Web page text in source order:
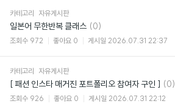
카테고리 자유게시판
일본어 무한반복 클래스 댓
글
(0)
조회수 972 좋아요 0 게시일 2026.07.31 22:37
카테고리 자유게시판
[ 패션 인스타 매거진 포트폴리오 참여자 구인 ] 댓
글
(0)
조회수 926 좋아요 0 게시일 2026.07.31 22:12